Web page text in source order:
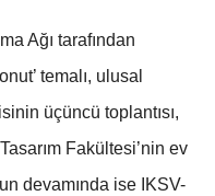
Ağı tarafından
temalı, ulusal
üçüncü toplantısı,
Fakültesi’nin ev
devamında ise IKSV-